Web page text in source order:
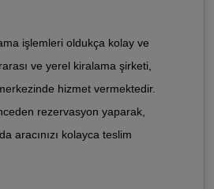
işlemleri oldukça kolay ve
ve yerel kiralama şirketi,
hizmet vermektedir.
rezervasyon yaparak,
aracınızı kolayca teslim